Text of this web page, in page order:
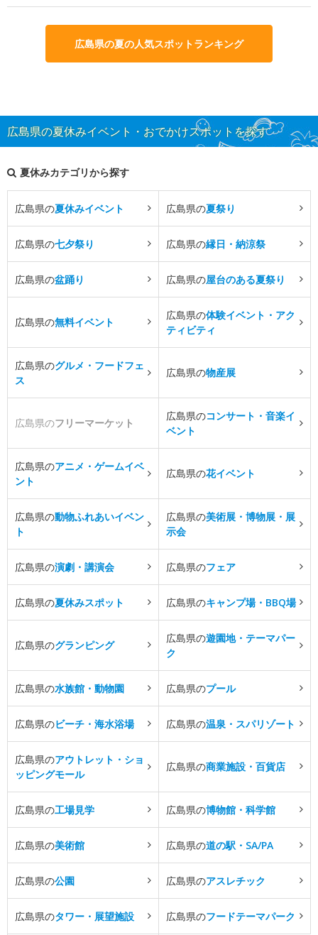
広島県の夏の人気スポットランキング
広島県の夏休みイベント・おでかけスポットを探す
夏休みカテゴリから探す
広島県の夏休みイベント 広島県の夏祭り
広島県の七夕祭り 広島県の縁日・納涼祭
広島県の盆踊り 広島県の屋台のある夏祭り
広島県の無料イベント
広島県の体験イベント・アク
ティビティ
広島県のグルメ・フードフェ
ス
広島県の物産展
広島県のフリーマーケット
広島県のコンサート・音楽イ
ベント
広島県のアニメ・ゲームイベ
ント
広島県の花イベント
広島県の動物ふれあいイベン
ト
広島県の美術展・博物展・展
示会
広島県の演劇・講演会 広島県のフェア
広島県の夏休みスポット 広島県のキャンプ場・BBQ場
広島県のグランピング
広島県の遊園地・テーマパー
ク
広島県の水族館・動物園 広島県のプール
広島県のビーチ・海水浴場 広島県の温泉・スパリゾート
広島県のアウトレット・ショ
ッピングモール
広島県の商業施設・百貨店
広島県の工場見学 広島県の博物館・科学館
広島県の美術館 広島県の道の駅・SA/PA
広島県の公園 広島県のアスレチック
広島県のタワー・展望施設 広島県のフードテーマパーク